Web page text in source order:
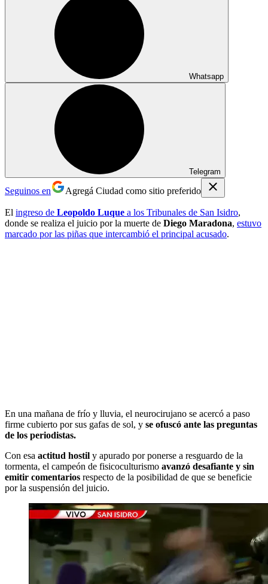
Whatsapp
Telegram
Seguinos en Agregá Ciudad como sitio preferido
El ingreso de Leopoldo Luque a los Tribunales de San Isidro,
donde se realiza el juicio por la muerte de Diego Maradona, estuvo
marcado por las piñas que intercambió el principal acusado.
En una mañana de frío y lluvia, el neurocirujano se acercó a paso
firme cubierto por sus gafas de sol, y se ofuscó ante las preguntas
de los periodistas.
Con esa actitud hostil y apurado por ponerse a resguardo de la
tormenta, el campeón de fisicoculturismo avanzó desafiante y sin
emitir comentarios respecto de la posibilidad de que se beneficie
por la suspensión del juicio.